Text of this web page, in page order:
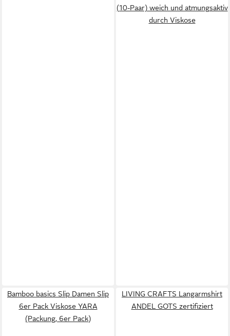
(10-Paar) weich und atmungsaktiv
durch Viskose
Bamboo basics Slip Damen Slip
6er Pack Viskose YARA
(Packung, 6er Pack)
LIVING CRAFTS Langarmshirt
ANDEL GOTS zertifiziert